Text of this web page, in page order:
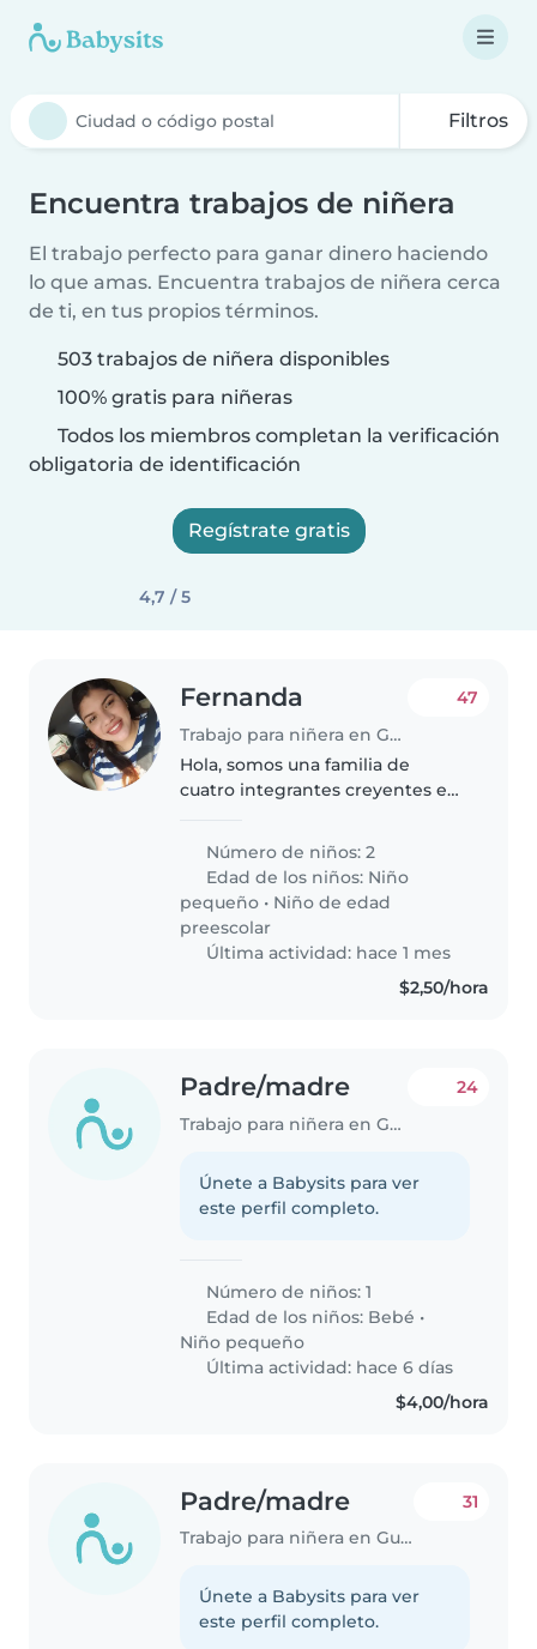
Filtros
Encuentra trabajos de niñera
El trabajo perfecto para ganar dinero haciendo
lo que amas. Encuentra trabajos de niñera cerca
de ti, en tus propios términos.
503 trabajos de niñera disponibles
100% gratis para niñeras
Todos los miembros completan la verificación
obligatoria de identificación
Regístrate gratis
4,7 / 5
Fernanda
Trabajo para niñera en Guayaquil
47
Hola, somos una familia de
cuatro integrantes creyentes en
respeto vivimos en un ambiente
tranquilo y seguro. Tenemos una
hija de 1 año y un niño..
Número de niños: 2
Edad de los niños: Niño
pequeño • Niño de edad
preescolar
Última actividad: hace 1 mes
$2,50/hora
Padre/madre
Trabajo para niñera en Guayaquil
24
Únete a Babysits para ver
este perfil completo.
Número de niños: 1
Edad de los niños: Bebé •
Niño pequeño
Última actividad: hace 6 días
$4,00/hora
Padre/madre
Trabajo para niñera en Guayaquil
31
Únete a Babysits para ver
este perfil completo.